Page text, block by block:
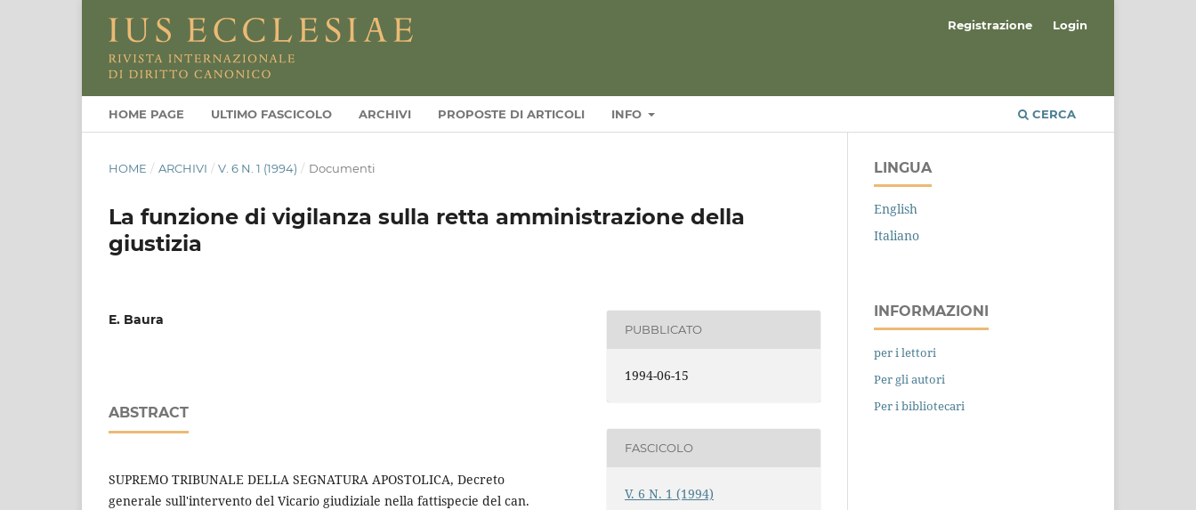
HOME PAGE ULTIMO FASCICOLO ARCHIVI PROPOSTE DI ARTICOLI INFO CERCA
Registrazione Login
HOME / ARCHIVI / V. 6 N. 1 (1994) / Documenti
La funzione di vigilanza sulla retta amministrazione della
giustizia
E. Baura
ABSTRACT
SUPREMO TRIBUNALE DELLA SEGNATURA APOSTOLICA, Decreto
generale sull'intervento del Vicario giudiziale nella fattispecie del can.
PUBBLICATO
1994-06-15
FASCICOLO
V. 6 N. 1 (1994)
LINGUA
English
Italiano
INFORMAZIONI
per i lettori
Per gli autori
Per i bibliotecari